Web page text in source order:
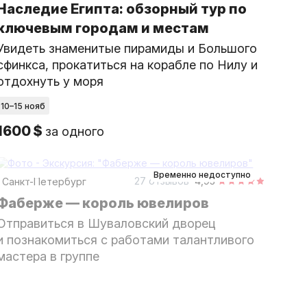
Египта: обзорный тур по
городам и местам
знаменитые пирамиды и Большого
прокатиться на корабле по Нилу и
у моря
10–15 нояб
$ за одного
Временно недоступно
Санкт-Петербург 4,93
27 отзывов
— король ювелиров
в Шуваловский дворец
познакомиться с работами талантливого
в группе